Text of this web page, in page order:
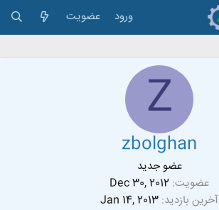
ورود عضویت
Z
zbolghan
عضو جدید
عضویت Dec 30, 2012
آخرین بازدید Jan 14, 2013